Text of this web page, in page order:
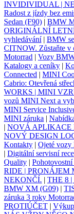
INVIDIVIDUAL |
Radost z jízdy bez
Sedan (F90) | BMW
ORIGINÁLNÍ
vyhledávání| BMW
CITNOW. Zůstaňte v
Motorrad | Vozy
Katalogy a ceníky |
Connected | MINI
Cabrio: Otevřená
WORKS | MINI
vozů MINI Next a
MINI Service
MINI záruka |
| NOVÁ APLIKACE
NOVÝ DESIGN
Kontakty | Ojeté vozy
| Digitální servisní
Quality | Pohotovostní
RIDE |
NEKONČÍ. | THE 8 |
BMW XM (G09) |
záruka 3 roky
PROTIÚČET |